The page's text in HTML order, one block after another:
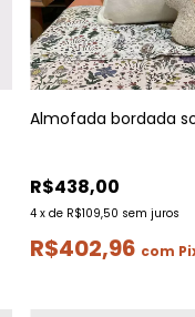
Almofada bordada
R$438,00
4 x de R$109,50 sem juros
R$402,96 com